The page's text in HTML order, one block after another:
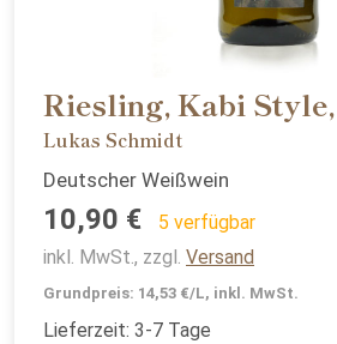
Riesling, Kabi
Lukas Schmidt
Deutscher Weißwein
10,90 €
5 verfügbar
inkl. MwSt., zzgl. Versand
Grundpreis: 14,53 €/L, inkl. MwSt.
Lieferzeit: 3-7 Tage